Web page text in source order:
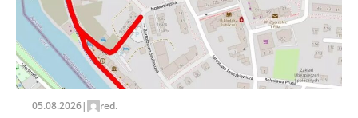
Zapamiętaj moje dane w tej przeglądarce podczas
pisania kolejnych komentarzy.
05.08.2026| red.